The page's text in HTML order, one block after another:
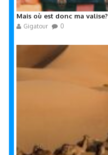
Mais où est donc ma valise?
Gigatour 0